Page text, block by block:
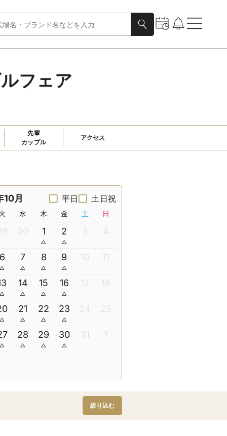
フェア
先輩
カップル
アクセス
月 平日 土日祝
水 木 金 土 日
30 1 2 3 4
6 7 8 9 10 11
14 15 16 17 18
21 22 23 24 25
28 29 30 31 1
絞り込む